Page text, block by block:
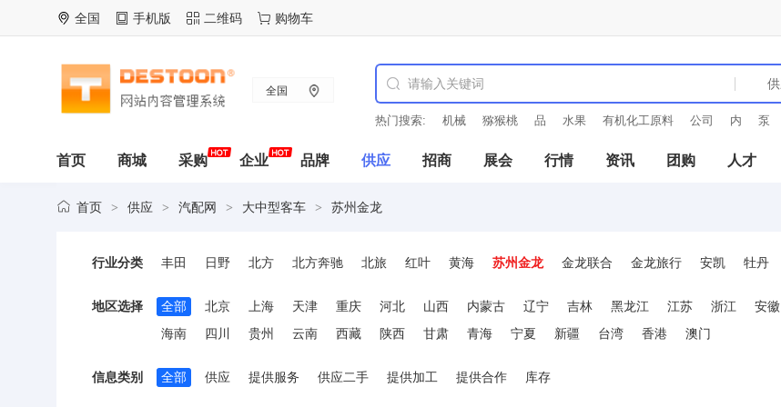
全国 手机版 二维码 购物车
全国
热门搜索: 机械 猕猴桃 品 水果 有机化工原料 公司 内 泵
首页 商城 采购 企业 品牌 供应 招商 展会 行情 资讯 团购 人才
首页 > 供应 > 汽配网 > 大中型客车 > 苏州金龙
行业分类 丰田 日野 北方 北方奔驰 北旅 红叶 黄海 苏州金龙 金龙联合 金龙旅行 安凯 牡丹
地区选择 全部 北京 上海 天津 重庆 河北 山西 内蒙古 辽宁 吉林 黑龙江 江苏 浙江 安徽
海南
四川 贵州 云南 西藏 陕西 甘肃 青海 宁夏 新疆 台湾 香港 澳门
信息类别 全部 供应 提供服务 供应二手 提供加工 提供合作 库存